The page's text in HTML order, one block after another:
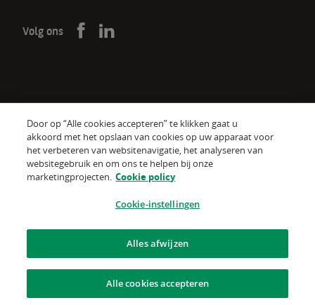
Volg ons
De verzekeraar voor een wereld
in verandering
Gebruiksvoorwaarden van de website
Juridische informatie
Gegevensbescherming
Door op “Alle cookies accepteren” te klikken gaat u
akkoord met het opslaan van cookies op uw apparaat voor
het verbeteren van websitenavigatie, het analyseren van
websitegebruik en om ons te helpen bij onze
marketingprojecten. Cookie policy
Cookie-instellingen
Alles afwijzen
Alle cookies accepteren